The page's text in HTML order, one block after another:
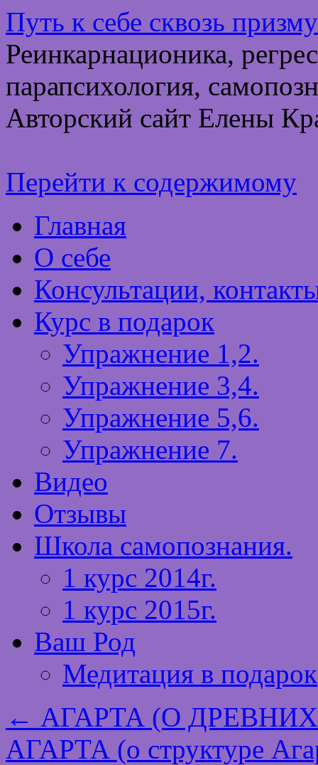
Путь к себе сквозь
Реинкарнационика,
парапсихология,
Авторский сайт Елены
Перейти к содержимому
Главная
О себе
Консультации,
Курс в подарок
Упражнение 1,2.
Упражнение 3,4.
Упражнение 5,6.
Упражнение 7.
Видео
Отзывы
Школа самопознания.
1 курс 2014г.
1 курс 2015г.
Ваш Род
Медитация в подарок
← АГАРТА (О
АГАРТА (о структуре